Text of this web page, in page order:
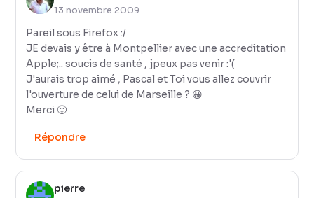
13 novembre 2009
Pareil sous Firefox :/
JE devais y être à Montpellier avec une accreditation
Apple;.. soucis de santé , jpeux pas venir :'(
J'aurais trop aimé , Pascal et Toi vous allez couvrir
l'ouverture de celui de Marseille ? 😀
Merci 🙂
Répondre
pierre